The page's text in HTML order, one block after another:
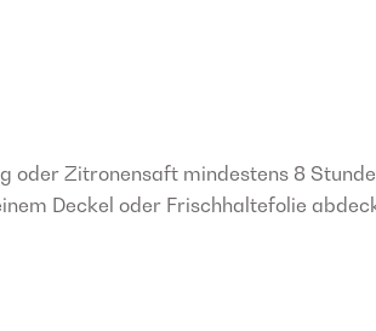
oder Zitronensaft mindestens 8
Deckel oder Frischhaltefolie